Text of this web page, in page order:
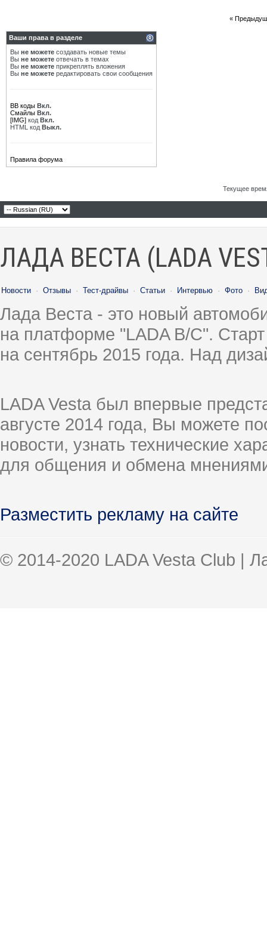
«
Ваши права в разделе
Вы не можете создавать новые темы
Вы не можете отвечать в темах
Вы не можете прикреплять вложения
Вы не можете редактировать свои сообщения
BB коды Вкл.
Смайлы Вкл.
[IMG] код Вкл.
HTML код Выкл.
Правила форума
Текущее
ЛАДА ВЕСТА (LADA
Новости · Отзывы · Тест-драйвы · Статьи · Интервью · Фото ·
Лада Веста - это новый
на платформе "LADA B/C".
на сентябрь 2015 года. Над
LADA Vesta был впервые
августе 2014 года, Вы можете
новости, узнать технические
для общения и обмена
Разместить рекламу на сайте
© 2014-2020 LADA Vesta Club |